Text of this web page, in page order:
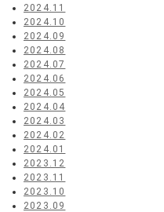
2024.11
2024.10
2024.09
2024.08
2024.07
2024.06
2024.05
2024.04
2024.03
2024.02
2024.01
2023.12
2023.11
2023.10
2023.09